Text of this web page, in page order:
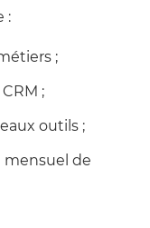
:
;
;
outils ;
mensuel de